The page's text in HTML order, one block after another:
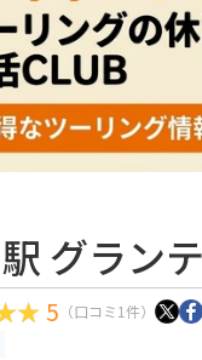
グラン
5 （口コミ1件）